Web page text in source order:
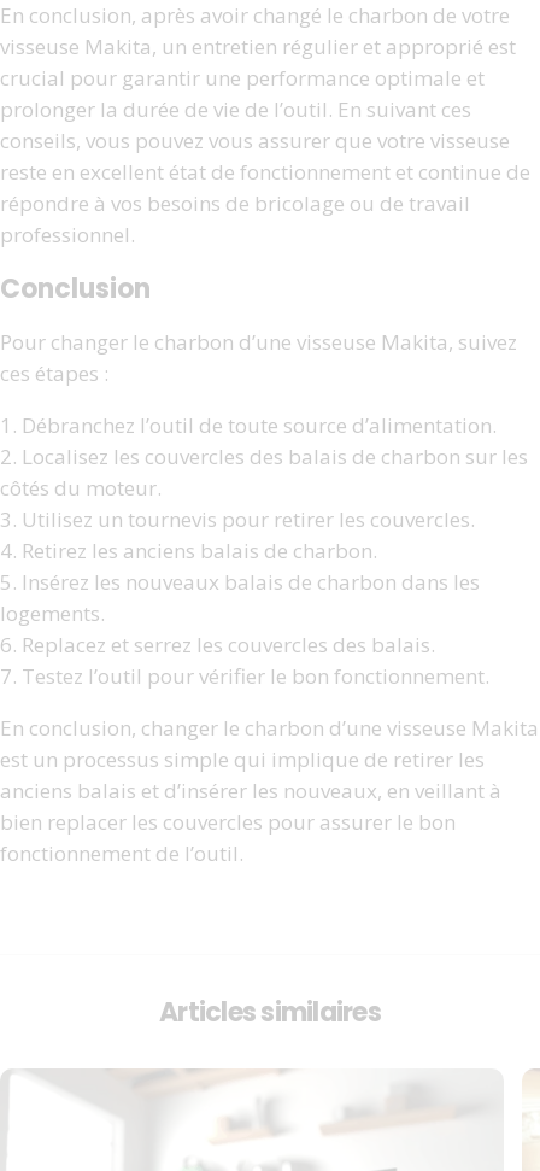
En conclusion, après avoir changé le charbon de votre
visseuse Makita, un entretien régulier et approprié est
crucial pour garantir une performance optimale et
prolonger la durée de vie de l’outil. En suivant ces
conseils, vous pouvez vous assurer que votre visseuse
reste en excellent état de fonctionnement et continue de
répondre à vos besoins de bricolage ou de travail
professionnel.
Conclusion
Pour changer le charbon d’une visseuse Makita, suivez
ces étapes :
1. Débranchez l’outil de toute source d’alimentation.
2. Localisez les couvercles des balais de charbon sur les
côtés du moteur.
3. Utilisez un tournevis pour retirer les couvercles.
4. Retirez les anciens balais de charbon.
5. Insérez les nouveaux balais de charbon dans les
logements.
6. Replacez et serrez les couvercles des balais.
7. Testez l’outil pour vérifier le bon fonctionnement.
En conclusion, changer le charbon d’une visseuse Makita
est un processus simple qui implique de retirer les
anciens balais et d’insérer les nouveaux, en veillant à
bien replacer les couvercles pour assurer le bon
fonctionnement de l’outil.
Articles similaires